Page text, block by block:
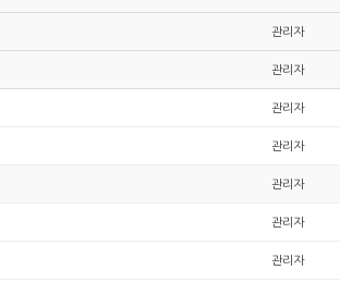
관리자
관리자
관리자
관리자
관리자
관리자
관리자